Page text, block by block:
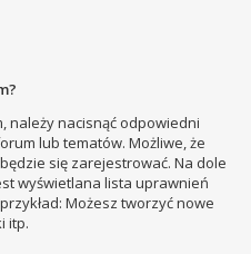
należy nacisnąć odpowiedni
lub tematów. Możliwe, że
się zarejestrować. Na dole
wyświetlana lista uprawnień
Możesz tworzyć nowe
itp.